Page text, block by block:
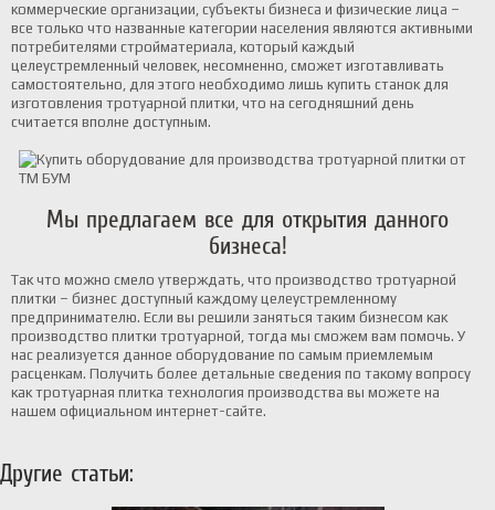
коммерческие организации, субъекты бизнеса и физические лица –
все только что названные категории населения являются активными
потребителями стройматериала, который каждый
целеустремленный человек, несомненно, сможет изготавливать
самостоятельно, для этого необходимо лишь купить станок для
изготовления тротуарной плитки, что на сегодняшний день
считается вполне доступным.
Мы предлагаем все для открытия данного
бизнеса!
Так что можно смело утверждать, что производство тротуарной
плитки – бизнес доступный каждому целеустремленному
предпринимателю. Если вы решили заняться таким бизнесом как
производство плитки тротуарной, тогда мы сможем вам помочь. У
нас реализуется данное оборудование по самым приемлемым
расценкам. Получить более детальные сведения по такому вопросу
как тротуарная плитка технология производства вы можете на
нашем официальном интернет-сайте.
Другие статьи: